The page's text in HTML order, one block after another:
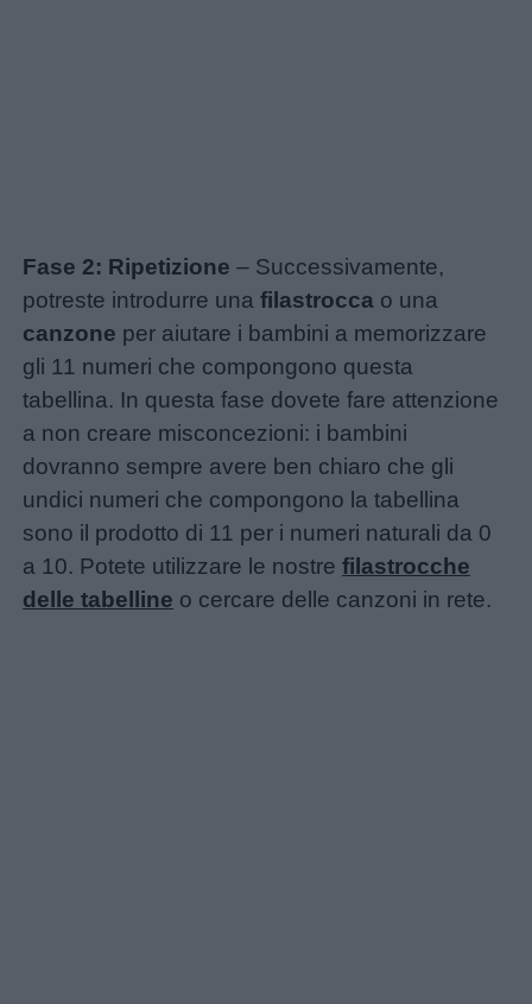
Fase 2: Ripetizione– Successivamente,
potreste introdurre unafilastrocca o una
canzone per aiutare i bambini a memorizzare
gli 11 numeri che compongono questa
tabellina. In questa fase dovete fare attenzione
a non creare misconcezioni: i bambini
dovranno sempre avere ben chiaro che gli
undici numeri che compongono la tabellina
sono il prodotto di 11 per i numeri naturali da 0
a 10. Potete utilizzare le nostrefilastrocche
delle tabelline o cercare delle canzoni in rete.